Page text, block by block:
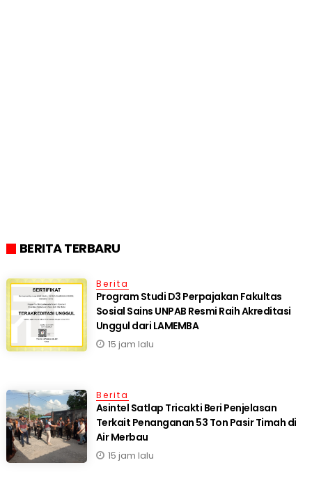
BERITA TERBARU
Berita
Program Studi D3 Perpajakan Fakultas
Sosial Sains UNPAB Resmi Raih Akreditasi
Unggul dari LAMEMBA
15 jam lalu
Berita
Asintel Satlap Tricakti Beri Penjelasan
Terkait Penanganan 53 Ton Pasir Timah di
Air Merbau
15 jam lalu